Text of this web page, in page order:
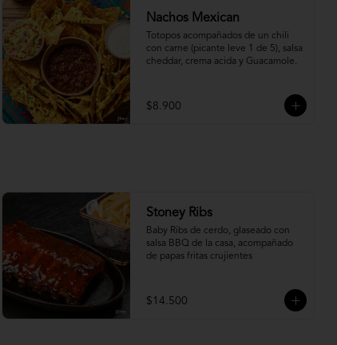
Nachos Mexican
Totopos acompañados de un chili
con carne (picante leve 1 de 5), salsa
cheddar, crema acida y Guacamole.
$8.900
Stoney Ribs
Baby Ribs de cerdo, glaseado con
salsa BBQ de la casa, acompañado
de papas fritas crujientes
$14.500